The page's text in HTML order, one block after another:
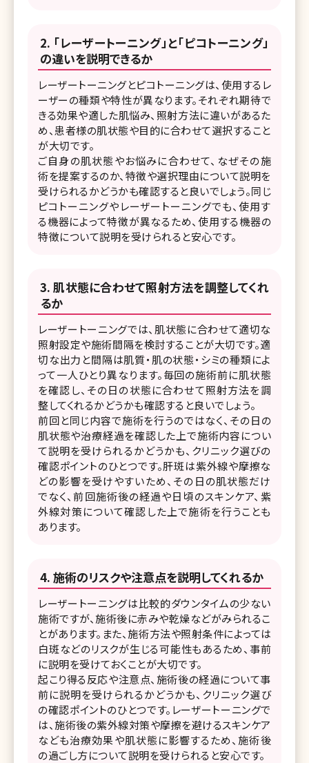
「レーザートーニング」と「ピコトーニング」
の違いを説明できるか
レーザートーニングとピコトーニングは、使用するレ
ーザーの種類や特性が異なります。それぞれ期待で
きる効果や適した肌悩み、照射方法に違いがあるた
め、患者様の肌状態や目的に合わせて選択すること
が大切です。
ご自身の肌状態やお悩みに合わせて、なぜその施
術を提案するのか、特徴や選択理由について説明を
受けられるかどうかも確認すると良いでしょう。同じ
ピコトーニングやレーザートーニングでも、使用す
る機器によって特徴が異なるため、使用する機器の
特徴について説明を受けられると安心です。
肌状態に合わせて照射方法を調整してくれ
るか
レーザートーニングでは、肌状態に合わせて適切な
照射設定や施術間隔を検討することが大切です。適
切な出力と間隔は肌質・肌の状態・シミの種類によ
って一人ひとり異なります。毎回の施術前に肌状態
を確認し、その日の状態に合わせて照射方法を調
整してくれるかどうかも確認すると良いでしょう。
前回と同じ内容で施術を行うのではなく、その日の
肌状態や治療経過を確認した上で施術内容につい
て説明を受けられるかどうかも、クリニック選びの
確認ポイントのひとつです。肝斑は紫外線や摩擦な
どの影響を受けやすいため、その日の肌状態だけ
でなく、前回施術後の経過や日頃のスキンケア、紫
外線対策について確認した上で施術を行うことも
あります。
施術のリスクや注意点を説明してくれるか
レーザートーニングは比較的ダウンタイムの少ない
施術ですが、施術後に赤みや乾燥などがみられるこ
とがあります。また、施術方法や照射条件によっては
白斑などのリスクが生じる可能性もあるため、事前
に説明を受けておくことが大切です。
起こり得る反応や注意点、施術後の経過について事
前に説明を受けられるかどうかも、クリニック選び
の確認ポイントのひとつです。レーザートーニングで
は、施術後の紫外線対策や摩擦を避けるスキンケア
なども治療効果や肌状態に影響するため、施術後
の過ごし方について説明を受けられると安心です。